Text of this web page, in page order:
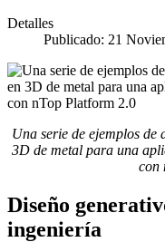
Detalles
Publicado: 21
Una serie de ejemplos de
3D de metal para una
con
Diseño
ingeniería